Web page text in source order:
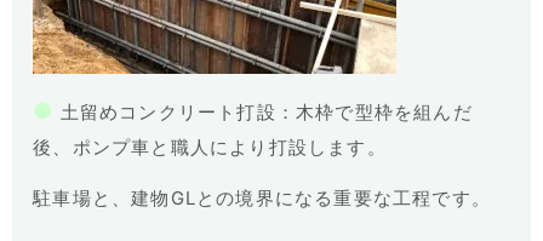
● 土留めコンクリート打設：木枠で型枠を組んだ
後、ポンプ車と職人により打設します。
駐車場と、建物GLとの境界になる重要な工程です。